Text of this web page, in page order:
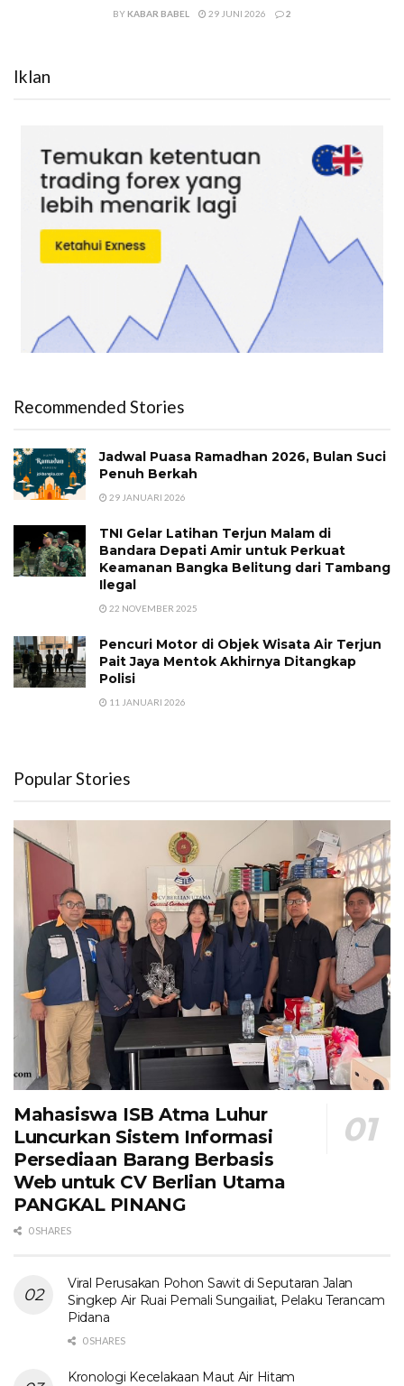
BY KABAR BABEL 29 JUNI 2026 2
Iklan
Recommended Stories
Jadwal Puasa Ramadhan 2026, Bulan Suci
Penuh Berkah
29 JANUARI 2026
TNI Gelar Latihan Terjun Malam di
Bandara Depati Amir untuk Perkuat
Keamanan Bangka Belitung dari Tambang
Ilegal
22 NOVEMBER 2025
Pencuri Motor di Objek Wisata Air Terjun
Pait Jaya Mentok Akhirnya Ditangkap
Polisi
11 JANUARI 2026
Popular Stories
Mahasiswa ISB Atma Luhur
Luncurkan Sistem Informasi
Persediaan Barang Berbasis
Web untuk CV Berlian Utama​
PANGKAL PINANG
0 SHARES
Viral Perusakan Pohon Sawit di Seputaran Jalan
Singkep Air Ruai Pemali Sungailiat, Pelaku Terancam
Pidana
0 SHARES
Kronologi Kecelakaan Maut Air Hitam